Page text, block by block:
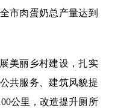
市肉蛋奶总产量达到
美丽乡村建设，扎实
共服务、建筑风貌提
公里，改造提升厕所